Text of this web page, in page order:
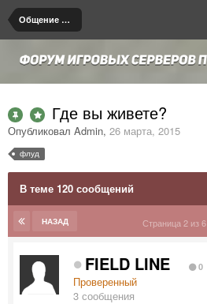
Общение на любые темы
Где вы живете?
Опубликовал Admin, 26 марта, 2015
флуд
В теме 120 сообщений
НАЗАД Страница 2 из 6
FIELD LINE 0
Проверенный
3 сообщения